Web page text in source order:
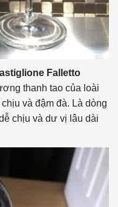
Falletto
thanh tao của loài
và đậm đà. Là dòng
chịu và dư vị lâu dài